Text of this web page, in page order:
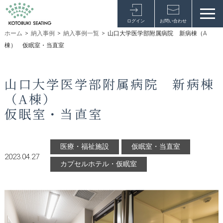
ログイン お問い合わせ
ホーム > 納入事例 > 納入事例一覧 > 山口大学医学部附属病院 新病棟（A
棟） 仮眠室・当直室
山口大学医学部附属病院 新病棟
（A棟）
仮眠室・当直室
2023.04.27
医療・福祉施設 仮眠室・当直室
カプセルホテル・仮眠室